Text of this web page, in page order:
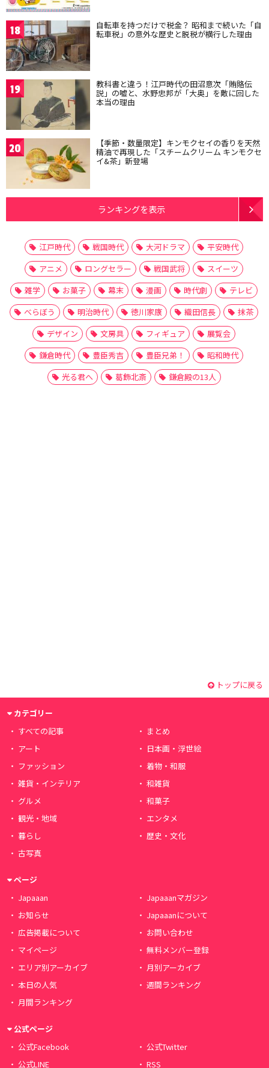
18 自転車を持つだけで税金？ 昭和まで続いた「自
転車税」の意外な歴史と脱税が横行した理由
19 教科書と違う！江戸時代の田沼意次「賄賂伝
説」の嘘と、水野忠邦が「大奥」を敵に回した
本当の理由
20 【季節・数量限定】キンモクセイの香りを天然
精油で再現した「スチームクリーム キンモクセ
イ&茶」新登場
ランキングを表示
江戸時代 戦国時代 大河ドラマ
平安時代
アニメ
ロングセラー 戦国武将
スイーツ
雑学
お菓子 幕末 漫画 時代劇
テレビ
べらぼう
明治時代 徳川家康 織田信長
抹茶
デザイン
文房具 フィギュア
展覧会
鎌倉時代
豊臣秀吉 豊臣兄弟！
昭和時代
光る君へ
葛飾北斎 鎌倉殿の13人
トップに戻る
カテゴリー
すべての記事
まとめ
アート
日本画・浮世絵
ファッション
着物・和服
雑貨・インテリア
和雑貨
グルメ
和菓子
観光・地域
エンタメ
暮らし
歴史・文化
古写真
ページ
Japaaan
Japaaanマガジン
お知らせ
Japaaanについて
広告掲載について
お問い合わせ
マイページ
無料メンバー登録
エリア別アーカイブ
月別アーカイブ
本日の人気
週間ランキング
月間ランキング
公式ページ
公式Facebook
公式Twitter
公式LINE
RSS